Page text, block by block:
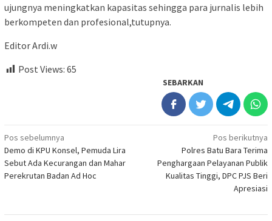
ujungnya meningkatkan kapasitas sehingga para jurnalis lebih
berkompeten dan profesional,tutupnya.
Editor Ardi.w
Post Views: 65
SEBARKAN
Navigasi
pos
Pos sebelumnya
Demo di KPU Konsel, Pemuda Lira
Sebut Ada Kecurangan dan Mahar
Perekrutan Badan Ad Hoc
Pos berikutnya
Polres Batu Bara Terima
Penghargaan Pelayanan Publik
Kualitas Tinggi, DPC PJS Beri
Apresiasi